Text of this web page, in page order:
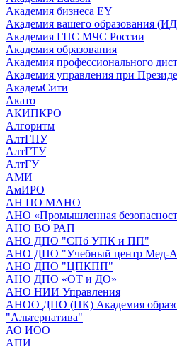
Академия бизнеса EY
Академия вашего образования
Академия ГПС МЧС России
Академия образования
Академия профессионального
Академия управления при
АкадемСити
Акато
АКИПКРО
Алгоритм
АлтГПУ
АлтГТУ
АлтГУ
АМИ
АмИРО
АН ПО МАНО
АНО «Промышленная
АНО ВО РАП
АНО ДПО "СПб УПК и ПП"
АНО ДПО "Учебный центр Мед-
АНО ДПО "ЦПКПП"
АНО ДПО «ОТ и ДО»
АНО НИИ Управления
АНОО ДПО (ПК) Академия
"Альтернатива"
АО ИОО
АПИ